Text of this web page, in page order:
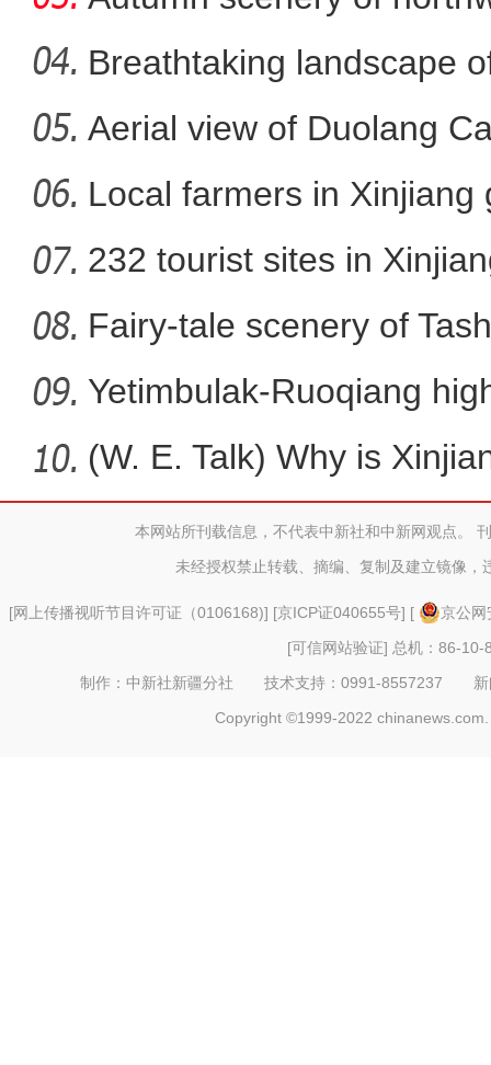
新疆铁门关市加强疫情期间
新疆昭苏为50多万只羊实
Breathtaking landscape
Aerial view of Duolang
Local farmers in Xinjiang
232 tourist sites in
Fairy-tale scenery of
Yetimbulak-Ruoqiang
ope
(W. E. Talk) Why is
本网站所刊载信息，不代表中新社和中新网观点。
未经授权禁止转载、摘编、复制及建立镜像，
[网上传播视听节目许可证（0106168)] [京ICP证040655号] [
京公
[可信网站验证] 总机：86-10-
制作：中新社新疆分社 技术支持：0991-8557237
Copyright ©1999-2022